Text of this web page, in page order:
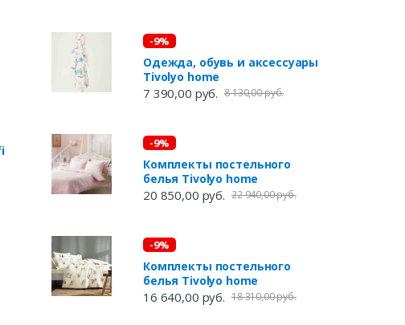
-9%
Одежда, обувь и аксессуары
Tivolyo home
7 390,00 руб. 8 130,00 руб.
-9%
Комплекты постельного
белья Tivolyo home
20 850,00 руб. 22 940,00 руб.
-9%
Комплекты постельного
белья Tivolyo home
16 640,00 руб. 18 310,00 руб.